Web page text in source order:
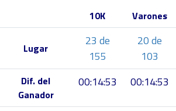
10K Varones
Lugar
23 de
155
20 de
103
Dif. del
Ganador
00:14:53 00:14:53